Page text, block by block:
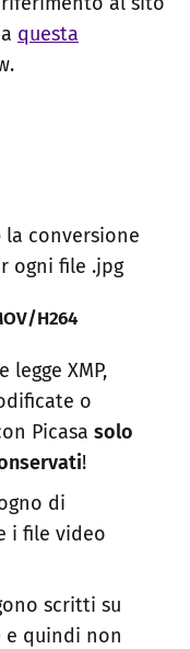
questa
la conversione
ogni file .jpg
H264
legge XMP,
o
Picasa solo
!
di
i file video
scritti su
e quindi non